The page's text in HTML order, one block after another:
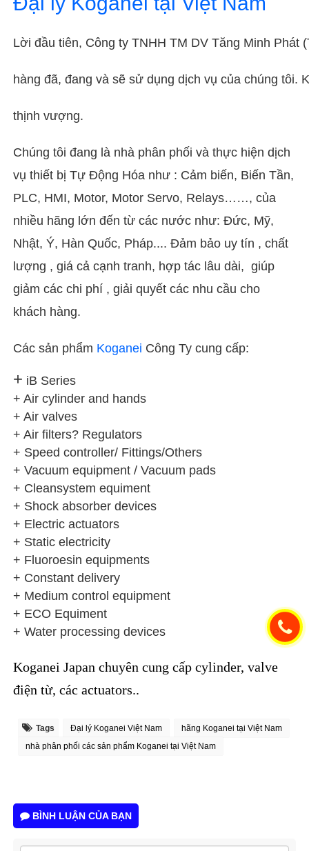
Lời đầu tiên, Công ty TNHH TM DV Tăng Minh
hàng đã, đang và sẽ sử dụng dịch vụ của chúng tôi.
thịnh vượng.
Chúng tôi đang là nhà phân phối và thực hiện dịch
vụ thiết bị Tự Động Hóa như : Cảm biến, Biến Tần,
PLC, HMI, Motor, Motor Servo, Relays……, của
nhiều hãng lớn đến từ các nước như: Đức, Mỹ,
Nhật, Ý, Hàn Quốc, Pháp.... Đảm bảo uy tín , chất
lượng , giá cả cạnh tranh, hợp tác lâu dài, giúp
giảm các chi phí , giải quyết các nhu cầu cho
khách hàng.
Các sản phẩm Koganei Công Ty cung cấp:
+ iB Series
+ Air cylinder and hands
+ Air valves
+ Air filters? Regulators
+ Speed controller/ Fittings/Others
+ Vacuum equipment / Vacuum pads
+ Cleansystem equiment
+ Shock absorber devices
+ Electric actuators
+ Static electricity
+ Fluoroesin equipments
+ Constant delivery
+ Medium control equipment
+ ECO Equiment
+ Water processing devices
Koganei Japan chuyên cung cấp cylinder, valve
điện từ, các actuators..
Tags Đại lý Koganei Việt Nam
hãng Koganei tại Việt Nam
nhà phân phối các sản phẩm Koganei tại Việt Nam
BÌNH LUẬN CỦA BẠN